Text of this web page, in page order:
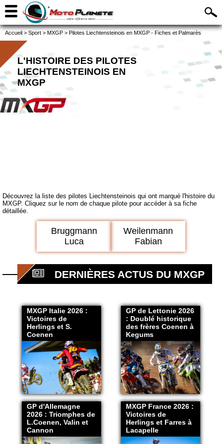
Accueil > Sport > MXGP > Pilotes Liechtensteinois en MXGP - Fiches et Palmarès
L'HISTOIRE DES PILOTES
LIECHTENSTEINOIS EN
MXGP
Découvrez la liste des pilotes Liechtensteinois qui ont marqué l'histoire du
MXGP. Cliquez sur le nom de chaque pilote pour accéder à sa fiche
détaillée.
Bruggmann
Luca
Weilenmann
Fabian
DERNIÈRES ACTUS DU MXGP
MXGP Italie 2026 :
Victoires de
Herlings et S.
Coenen
GP de Lettonie 2026
: Doublé historique
des frères Coenen à
Kegums
GP d'Allemagne
2026 : Triomphes de
L.Coenen, Valin et
Cannon
MXGP France 2026 :
Victoires de
Herlings et Farres à
Lacapelle